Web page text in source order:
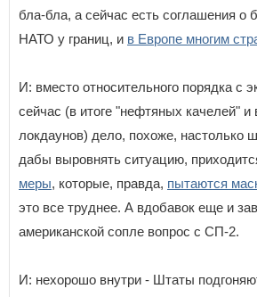
бла-бла, а сейчас есть соглашения о
НАТО у границ, и в Европе многим
И: вместо относительного порядка с
сейчас (в итоге "нефтяных качелей" и
локдаунов) дело, похоже, настолько
дабы выровнять ситуацию,
меры, которые, правда, пытаются
это все труднее. А вдобавок еще и
американской сопле вопрос с СП-2.
И: нехорошо внутри - Штаты